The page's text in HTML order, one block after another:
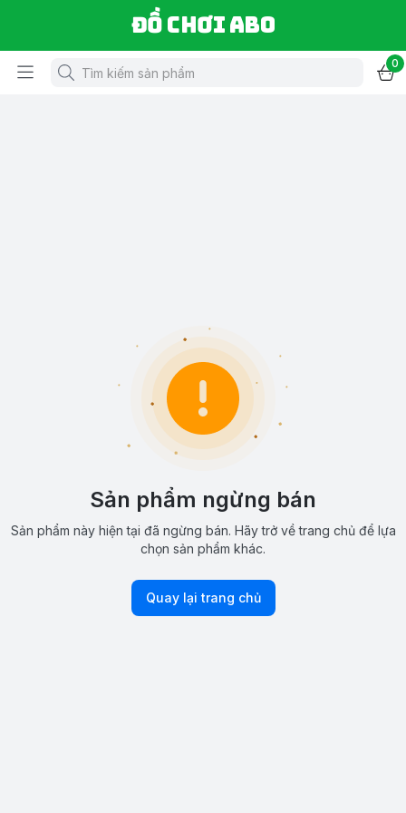
Đồ chơi ABO
0
Sản phẩm ngừng bán
Sản phẩm này hiện tại đã ngừng bán. Hãy trở về trang chủ để lựa
chọn sản phẩm khác.
Quay lại trang chủ